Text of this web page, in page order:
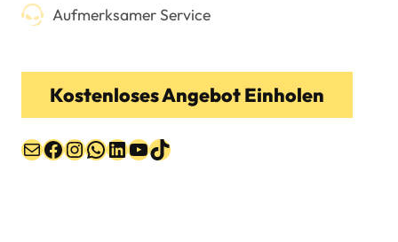
Aufmerksamer Service
Kostenloses Angebot Einholen
PostFacebook
Instagram
WhatsApp
LinkedIn
YouTube
TikTok